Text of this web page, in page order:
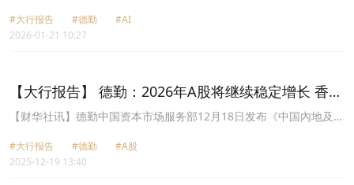
础。AI正在推动基础设施投资，重塑商业模式，并加速人们连接与消
费内容方式的转变，从而在2026年及未来，塑造一个更具竞争性、也
场规模有望在2030年达到450亿美元。●AI威胁搜索：在日常使用层
面，通过搜寻引擎调用生成式AI的使用频率将是使用任何独立生成式
AI工具的三倍。●硬件需求升温：2026年AI推理将占算力三分之二，
能耗芯片)进行，而非边缘端。数十亿美元专用推理芯片亦部署于此，
部分功耗堪比甚至超过通用芯片。●机械人崛起：全球工业机械人装
#大行报告 #德勤
#AI
2026-01-21 10:27
【大行报告】 德勤：2026年A股将继续稳定增长 香港
新股融资额有望再次突破3000亿港元
【财华社讯】德勤中国资本市场服务部12月18日发布《中国內地及香
年全球十大新股融资总额将较2024年略有改善。受惠于8只超大型新
股上市，当中4只项目位列2025年全球十大新股之列，香港交易所将
#大行报告 #德勤
#A股
2025-12-19 13:40